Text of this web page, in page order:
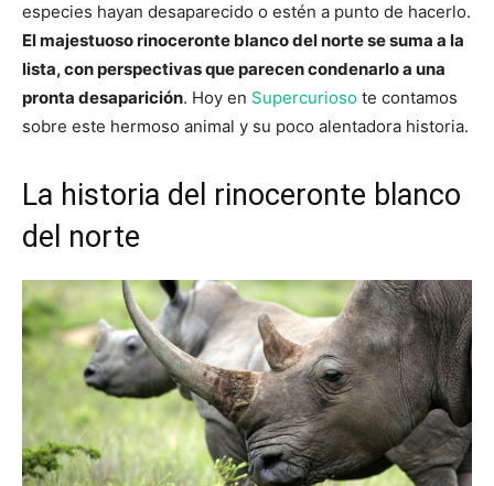
especies hayan desaparecido o estén a punto de hacerlo.
El majestuoso rinoceronte blanco del norte se suma a la
lista, con perspectivas que parecen condenarlo a una
pronta desaparición. Hoy en Supercurioso te contamos
sobre este hermoso animal y su poco alentadora historia.
La historia del rinoceronte blanco
del norte